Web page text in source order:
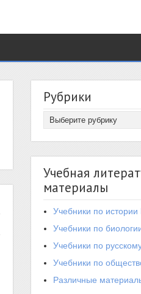
Рубрики
Учебная
материалы
Учебники по истории
Учебники по
Учебники по
Учебники по
Различные